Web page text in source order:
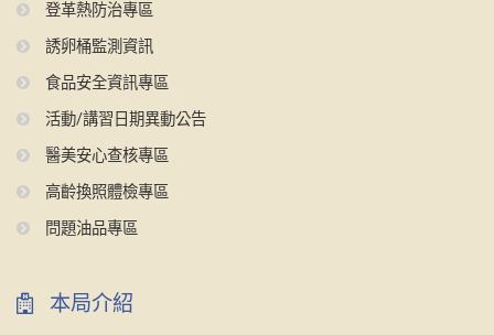
登革熱防治專區
誘卵桶監測資訊
食品安全資訊專區
活動/講習日期異動公告
醫美安心查核專區
高齡換照體檢專區
問題油品專區
本局介紹